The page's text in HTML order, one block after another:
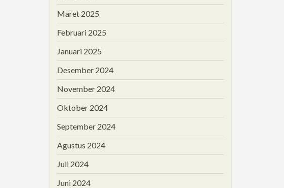
Maret 2025
Februari 2025
Januari 2025
Desember 2024
November 2024
Oktober 2024
September 2024
Agustus 2024
Juli 2024
Juni 2024